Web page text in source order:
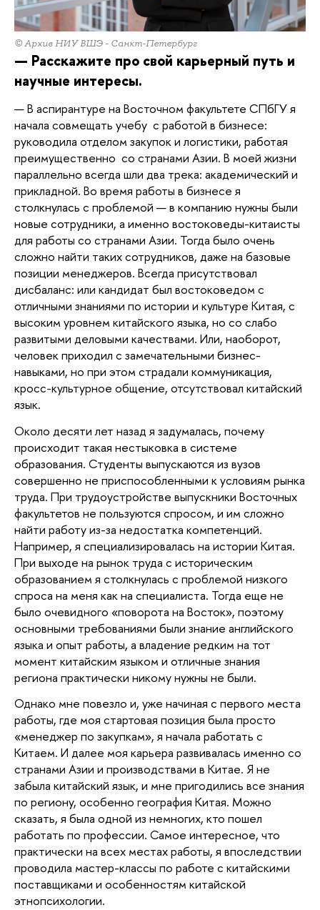
© Архив НИУ ВШЭ - Санкт-Петербург
— Расскажите про свой карьерный путь и
научные интересы.
— В аспирантуре на Восточном факультете СПбГУ я
начала совмещать учебу  с работой в бизнесе:
руководила отделом закупок и логистики, работая
преимущественно  со странами Азии. В моей жизни
параллельно всегда шли два трека: академический и
прикладной. Во время работы в бизнесе я
столкнулась с проблемой — в компанию нужны были
новые сотрудники, а именно востоковеды-китаисты
для работы со странами Азии. Тогда было очень
сложно найти таких сотрудников, даже на базовые
позиции менеджеров. Всегда присутствовал
дисбаланс: или кандидат был востоковедом с
отличными знаниями по истории и культуре Китая, с
высоким уровнем китайского языка, но со слабо
развитыми деловыми качествами. Или, наоборот,
человек приходил с замечательными бизнес-
навыками, но при этом страдали коммуникация,
кросс-культурное общение, отсутствовал китайский
язык.
Около десяти лет назад я задумалась, почему
происходит такая нестыковка в системе
образования. Студенты выпускаются из вузов
совершенно не приспособленными к условиям рынка
труда. При трудоустройстве выпускники Восточных
факультетов не пользуются спросом, и им сложно
найти работу из-за недостатка компетенций.
Например, я специализировалась на истории Китая.
При выходе на рынок труда с историческим
образованием я столкнулась с проблемой низкого
спроса на меня как на специалиста. Тогда еще не
было очевидного «поворота на Восток», поэтому
основными требованиями были знание английского
языка и опыт работы, а владение редким на тот
момент китайским языком и отличные знания
региона практически никому нужны не были.
Однако мне повезло и, уже начиная с первого места
работы, где моя стартовая позиция была просто
«менеджер по закупкам», я начала работать с
Китаем. И далее моя карьера развивалась именно со
странами Азии и производствами в Китае. Я не
забыла китайский язык, и мне пригодились все знания
по региону, особенно география Китая. Можно
сказать, я была одной из немногих, кто пошел
работать по профессии. Самое интересное, что
практически на всех местах работы, я впоследствии
проводила мастер-классы по работе с китайскими
поставщиками и особенностям китайской
этнопсихологии.